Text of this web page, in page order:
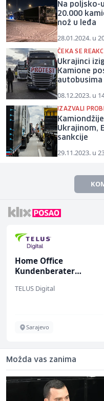
Na
20.000
nož u leđa
28.01.2024. u
ČEKA SE
Ukrajinci
Kamione
autobusima
08.12.2023. u
IZAZVALI
Ukrajinom,
sankcije
29.11.2023. u
Home Office
Kundenberater
renommiertes
TELUS Digital
Sarajevo
Možda vas zanima